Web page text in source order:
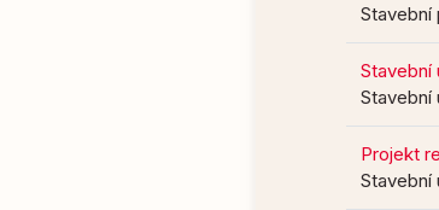
Stavební
Stavební
Stavební
Projekt
Stavební